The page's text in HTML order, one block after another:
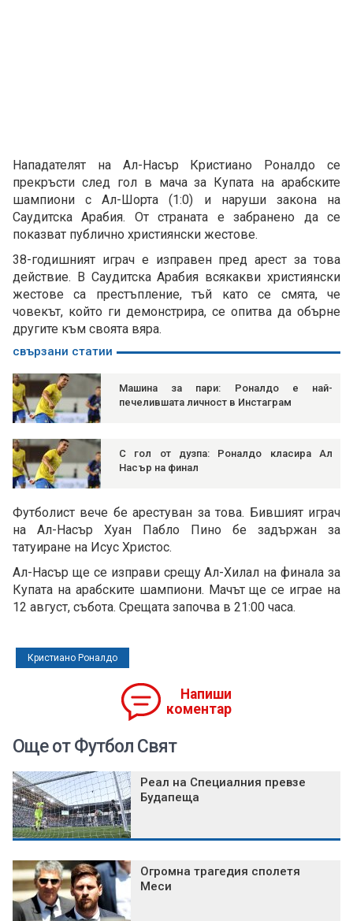
Нападателят на Ал-Насър Кристиано Роналдо се
прекръсти след гол в мача за Купата на арабските
шампиони с Ал-Шорта (1:0) и наруши закона на
Саудитска Арабия. От страната е забранено да се
показват публично християнски жестове.
38-годишният играч е изправен пред арест за това
действие. В Саудитска Арабия всякакви християнски
жестове са престъпление, тъй като се смята, че
човекът, който ги демонстрира, се опитва да обърне
другите към своята вяра.
свързани статии
Машина за пари: Роналдо е най-
печелившата личност в Инстаграм
С гол от дузпа: Роналдо класира Ал
Насър на финал
Футболист вече бе арестуван за това. Бившият играч
на Ал-Насър Хуан Пабло Пино бе задържан за
татуиране на Исус Христос.
Ал-Насър ще се изправи срещу Ал-Хилал на финала за
Купата на арабските шампиони. Мачът ще се играе на
12 август, събота. Срещата започва в 21:00 часа.
Кристиано Роналдо
Напиши
коментар
Още от Футбол Свят
Реал на Специалния превзе
Будапеща
Огромна трагедия сполетя
Меси